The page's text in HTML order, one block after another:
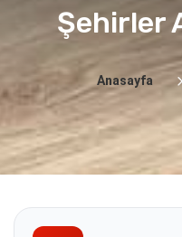
Şehirler
Anasayfa